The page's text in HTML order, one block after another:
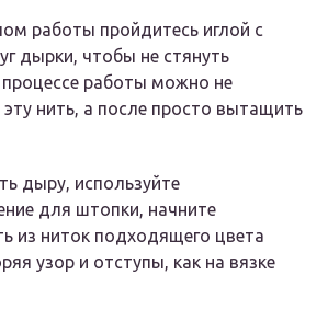
работы пройдитесь иглой с
дырки, чтобы не стянуть
работы можно не
эту нить, а после просто вытащить
дыру, используйте
для штопки, начните
из ниток подходящего цвета
узор и отступы, как на вязке